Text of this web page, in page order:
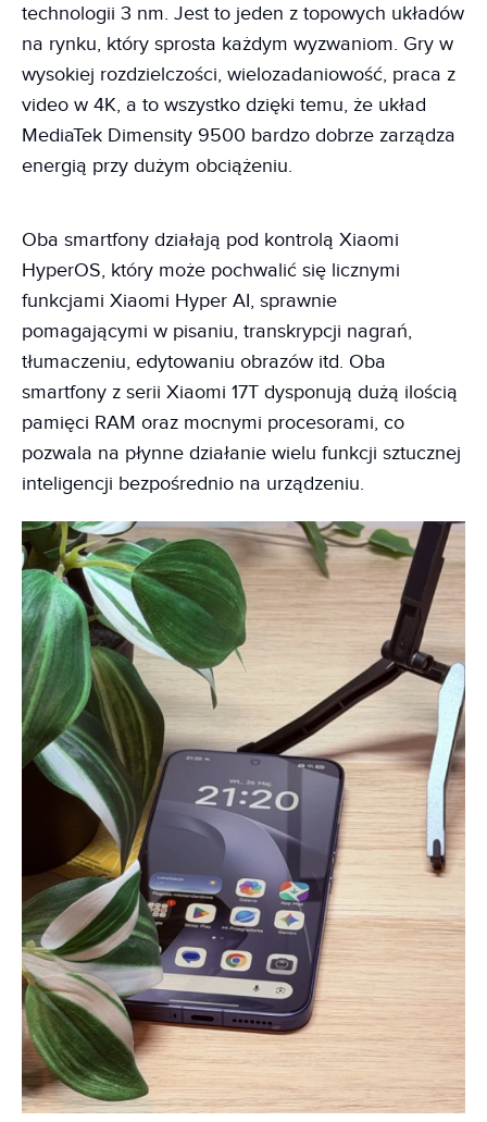
technologii 3 nm. Jest to jeden z topowych układów
na rynku, który sprosta każdym wyzwaniom. Gry w
wysokiej rozdzielczości, wielozadaniowość, praca z
video w 4K, a to wszystko dzięki temu, że układ
MediaTek Dimensity 9500 bardzo dobrze zarządza
energią przy dużym obciążeniu.
Oba smartfony działają pod kontrolą Xiaomi
HyperOS, który może pochwalić się licznymi
funkcjami Xiaomi Hyper AI, sprawnie
pomagającymi w pisaniu, transkrypcji nagrań,
tłumaczeniu, edytowaniu obrazów itd. Oba
smartfony z serii Xiaomi 17T dysponują dużą ilością
pamięci RAM oraz mocnymi procesorami, co
pozwala na płynne działanie wielu funkcji sztucznej
inteligencji bezpośrednio na urządzeniu.